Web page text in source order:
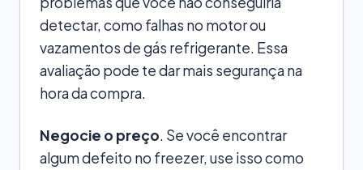
detectar, como falhas no motor ou
vazamentos de gás refrigerante. Essa
avaliação pode te dar mais segurança na
hora da compra.
Negocie o preço. Se você encontrar
algum defeito no freezer, use isso como